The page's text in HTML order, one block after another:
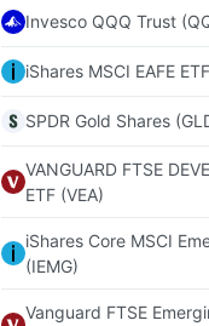
Invesco QQQ Trust
iShares MSCI EAFE
SPDR Gold Shares
VANGUARD FTSE
ETF (VEA)
iShares Core MSCI
(IEMG)
Vanguard FTSE